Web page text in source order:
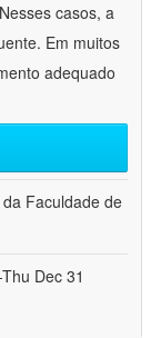
casos, a
Em muitos
adequado
Faculdade de
Dec 31